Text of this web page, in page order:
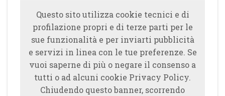
Questo sito utilizza cookie tecnici e di
profilazione propri e di terze parti per le
sue funzionalità e per inviarti pubblicità
e servizi in linea con le tue preferenze. Se
vuoi saperne di più o negare il consenso a
tutti o ad alcuni cookie Privacy Policy.
Chiudendo questo banner, scorrendo